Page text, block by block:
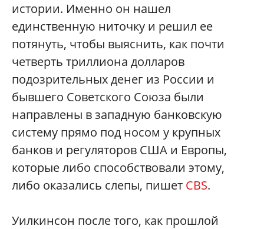
истории. Именно он нашел
единственную ниточку и решил ее
потянуть, чтобы выяснить, как почти
четверть триллиона долларов
подозрительных денег из России и
бывшего Советского Союза были
направлены в западную банковскую
систему прямо под носом у крупных
банков и регуляторов США и ​​Европы,
которые либо способствовали этому,
либо оказались слепы, пишет CBS.
Уилкинсон после того, как прошлой